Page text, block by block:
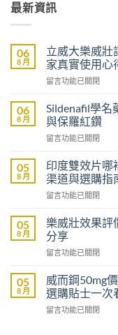
最新資訊
06
8 月
立威大樂威壯
家真實使用心
在
威
大
樂
威
評
價：
雙
效
勃
加
時
方，
香
港
留言功能已關閉
06
8 月
Sildenafil學名
與保羅紅鑽
在
學
名
藥
邊
好？
一
文
比
Sidegra、
VI[DK]
保
留言功能已關閉
05
8 月
印度雙效片哪
渠道與選購指
在
度
雙
效
片
裡
買
先
安
留言功能已關閉
05
8 月
樂威壯效果評
分享
在
威
壯
效
果
留言功能已關閉
05
8 月
威而鋼50mg
選購貼士一次
在
留言功能已關閉